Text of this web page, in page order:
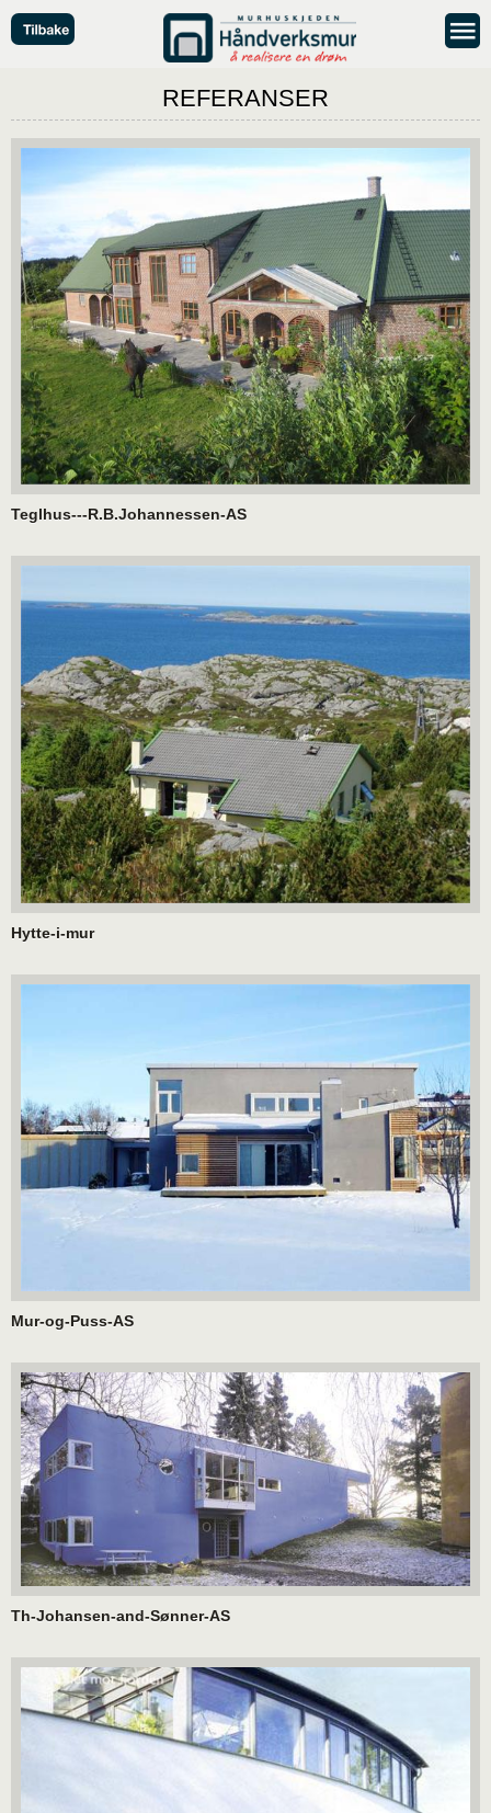
REFERANSER
Teglhus---R.B.Johannessen-AS
Hytte-i-mur
Mur-og-Puss-AS
Th-Johansen-and-Sønner-AS